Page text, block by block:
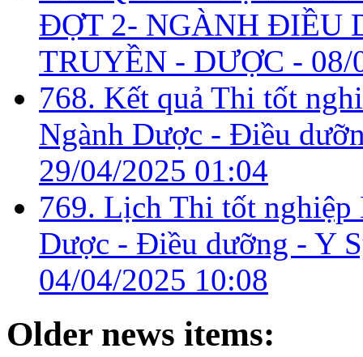
ĐỢT 2- NGÀNH ĐIỀU
TRUYỀN - DƯỢC - 08/
768. Kết quả Thi tốt
Ngành Dược - Điều
29/04/2025 01:04
769. Lịch Thi tốt
Dược - Điều dưỡng - Y
04/04/2025 10:08
Older news items: